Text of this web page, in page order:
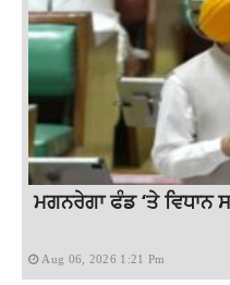
ਮਗਨਰੇਗਾ ਫੰਡ ‘ਤੇ ਵਿਧਾਨ
Aug 06, 2026 1:21 Pm